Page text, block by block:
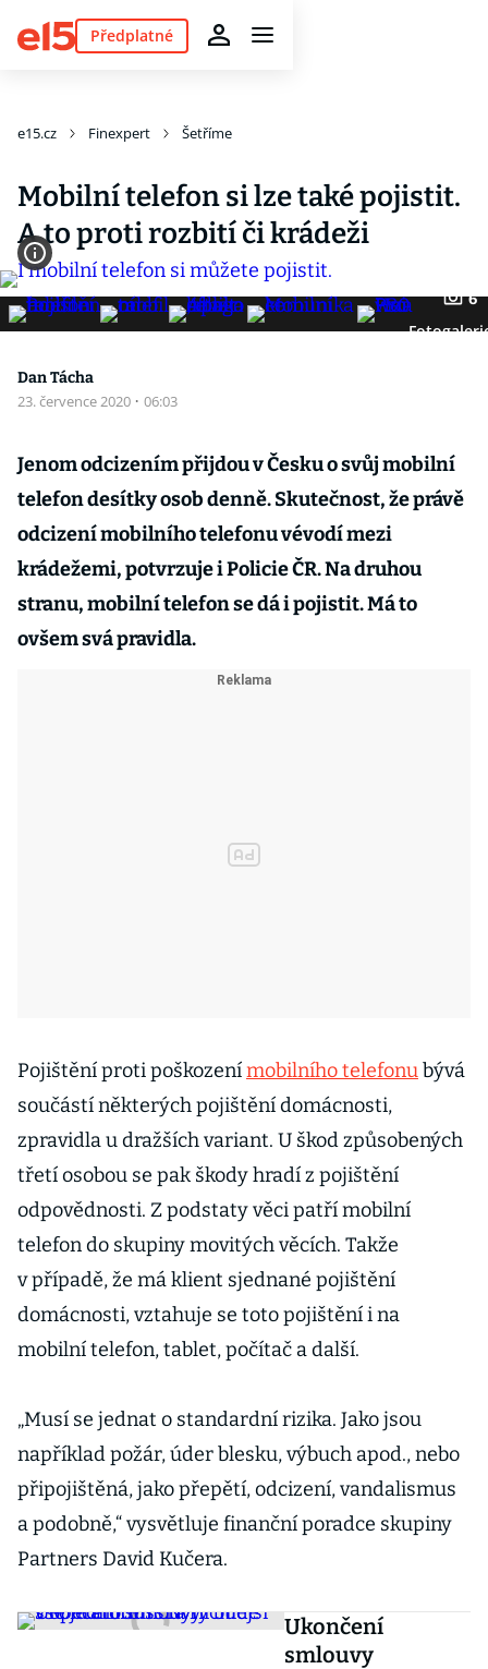
Předplatné
e15.cz Finexpert Šetříme
Mobilní telefon si lze také pojistit.
A to proti rozbití či krádeži
6
Dan Tácha
23. července 2020 · 06:03
Jenom odcizením přijdou v Česku o svůj mobilní
telefon desítky osob denně. Skutečnost, že právě
odcizení mobilního telefonu vévodí mezi
krádežemi, potvrzuje i Policie ČR. Na druhou
stranu, mobilní telefon se dá i pojistit. Má to
ovšem svá pravidla.
Pojištění proti poškozenímobilního telefonubývá
součástí některých pojištění domácnosti,
zpravidla u dražších variant. U škod způsobených
třetí osobou se pak škody hradí z pojištění
odpovědnosti. Z podstaty věci patří mobilní
telefon do skupiny movitých věcích. Takže
v případě, že má klient sjednané pojištění
domácnosti, vztahuje se toto pojištění i na
mobilní telefon, tablet, počítač a další.
„Musí se jednat o standardní rizika. Jako jsou
například požár, úder blesku, výbuch apod., nebo
připojištěná, jako přepětí, odcizení, vandalismus
a podobně,“ vysvětluje finanční poradce skupiny
Partners David Kučera.
Ukončení
smlouvy